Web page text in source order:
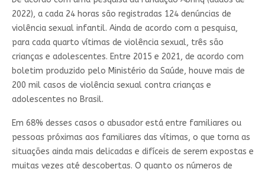
2022), a cada 24 horas são registradas 124 denúncias de
violência sexual infantil. Ainda de acordo com a pesquisa,
para cada quarto vítimas de violência sexual, três são
crianças e adolescentes. Entre 2015 e 2021, de acordo com
boletim produzido pelo Ministério da Saúde, houve mais de
200 mil casos de violência sexual contra crianças e
adolescentes no Brasil.
Em 68% desses casos o abusador está entre familiares ou
pessoas próximas aos familiares das vítimas, o que torna as
situações ainda mais delicadas e difíceis de serem expostas e
muitas vezes até descobertas. O quanto os números de